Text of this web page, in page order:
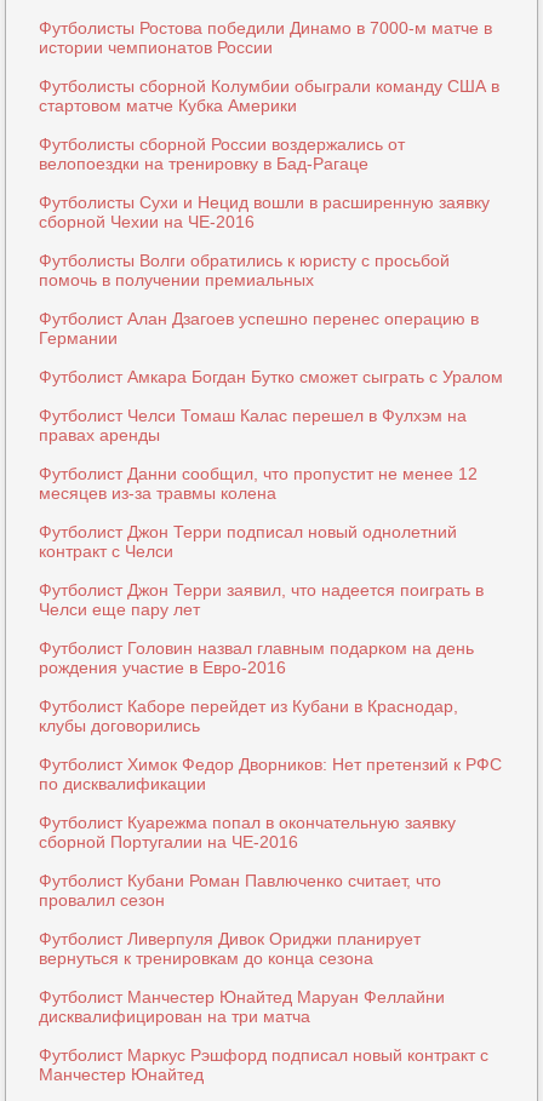
Футболисты Ростова победили Динамо в 7000-м матче в
истории чемпионатов России
Футболисты сборной Колумбии обыграли команду США в
стартовом матче Кубка Америки
Футболисты сборной России воздержались от
велопоездки на тренировку в Бад-Рагаце
Футболисты Сухи и Нецид вошли в расширенную заявку
сборной Чехии на ЧЕ-2016
Футболисты Волги обратились к юристу с просьбой
помочь в получении премиальных
Футболист Алан Дзагоев успешно перенес операцию в
Германии
Футболист Амкара Богдан Бутко сможет сыграть с Уралом
Футболист Челси Томаш Калас перешел в Фулхэм на
правах аренды
Футболист Данни сообщил, что пропустит не менее 12
месяцев из-за травмы колена
Футболист Джон Терри подписал новый однолетний
контракт с Челси
Футболист Джон Терри заявил, что надеется поиграть в
Челси еще пару лет
Футболист Головин назвал главным подарком на день
рождения участие в Евро-2016
Футболист Каборе перейдет из Кубани в Краснодар,
клубы договорились
Футболист Химок Федор Дворников: Нет претензий к РФС
по дисквалификации
Футболист Куарежма попал в окончательную заявку
сборной Португалии на ЧЕ-2016
Футболист Кубани Роман Павлюченко считает, что
провалил сезон
Футболист Ливерпуля Дивок Ориджи планирует
вернуться к тренировкам до конца сезона
Футболист Манчестер Юнайтед Маруан Феллайни
дисквалифицирован на три матча
Футболист Маркус Рэшфорд подписал новый контракт с
Манчестер Юнайтед